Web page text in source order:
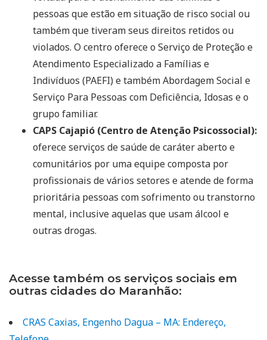
pessoas que estão em situação de risco social ou
também que tiveram seus direitos retidos ou
violados. O centro oferece o Serviço de Proteção e
Atendimento Especializado a Famílias e
Indivíduos (PAEFI) e também Abordagem Social e
Serviço Para Pessoas com Deficiência, Idosas e o
grupo familiar.
CAPS Cajapió (Centro de Atenção Psicossocial):
oferece serviços de saúde de caráter aberto e
comunitários por uma equipe composta por
profissionais de vários setores e atende de forma
prioritária pessoas com sofrimento ou transtorno
mental, inclusive aquelas que usam álcool e
outras drogas.
Acesse também os serviços sociais em
outras cidades do Maranhão:
CRAS Caxias, Engenho Dagua – MA: Endereço,